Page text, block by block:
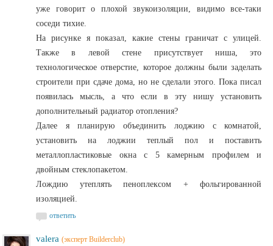
уже говорит о плохой звукоизоляции, видимо все-таки
соседи тихие.
На рисунке я показал, какие стены граничат с улицей.
Также в левой стене присутствует ниша, это
технологическое отверстие, которое должны были заделать
строители при сдаче дома, но не сделали этого. Пока писал
появилась мысль, а что если в эту нишу установить
дополнительный радиатор отопления?
Далее я планирую объединить лоджию с комнатой,
установить на лоджии теплый пол и поставить
металлопластиковые окна с 5 камерным профилем и
двойным стеклопакетом.
Лождию утеплять пеноплексом + фольгированной
изоляцией.
ответить
valera (эксперт Builderclub)